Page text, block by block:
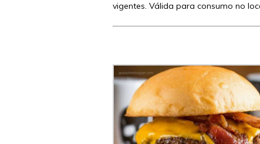
vigentes. Válida para consumo no